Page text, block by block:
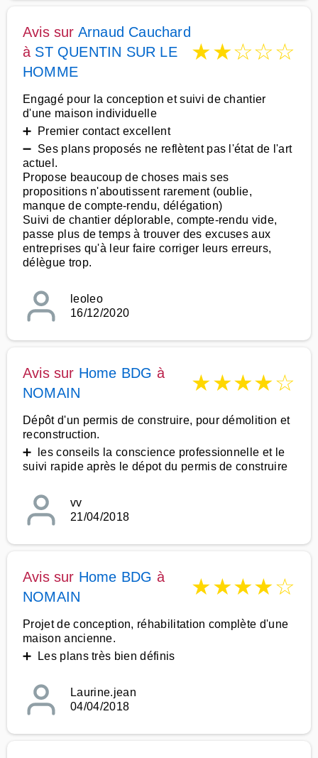
Avis sur Arnaud Cauchard
à ST QUENTIN SUR LE
HOMME
★★☆☆☆
Engagé pour la conception et suivi de chantier
d'une maison individuelle
➕ Premier contact excellent
➖ Ses plans proposés ne reflètent pas l'état de l'art
actuel.
Propose beaucoup de choses mais ses
propositions n'aboutissent rarement (oublie,
manque de compte-rendu, délégation)
Suivi de chantier déplorable, compte-rendu vide,
passe plus de temps à trouver des excuses aux
entreprises qu'à leur faire corriger leurs erreurs,
délègue trop.
leoleo
16/12/2020
Avis sur Home BDG à
NOMAIN
★★★★☆
Dépôt d'un permis de construire, pour démolition et
reconstruction.
➕ les conseils la conscience professionnelle et le
suivi rapide après le dépot du permis de construire
vv
21/04/2018
Avis sur Home BDG à
NOMAIN
★★★★☆
Projet de conception, réhabilitation complète d'une
maison ancienne.
➕ Les plans très bien définis
Laurine.jean
04/04/2018